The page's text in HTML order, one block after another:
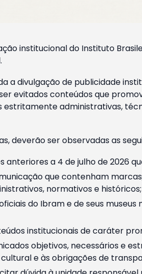
institucional do Instituto
a divulgação de publicidade
evitados conteúdos que
administrativas,
deverão ser observadas as
a 4 de julho de 2026
que contenham
normativos e históricos;
do Ibram e de seus
institucionais de caráter
objetivos, necessários e
e às obrigações de